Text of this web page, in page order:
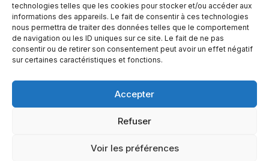
technologies telles que les cookies pour stocker et/ou accéder aux
informations des appareils. Le fait de consentir à ces technologies
nous permettra de traiter des données telles que le comportement
de navigation ou les ID uniques sur ce site. Le fait de ne pas
consentir ou de retirer son consentement peut avoir un effet négatif
sur certaines caractéristiques et fonctions.
Accepter
Refuser
Voir les préférences
Plan du site
Réseaux